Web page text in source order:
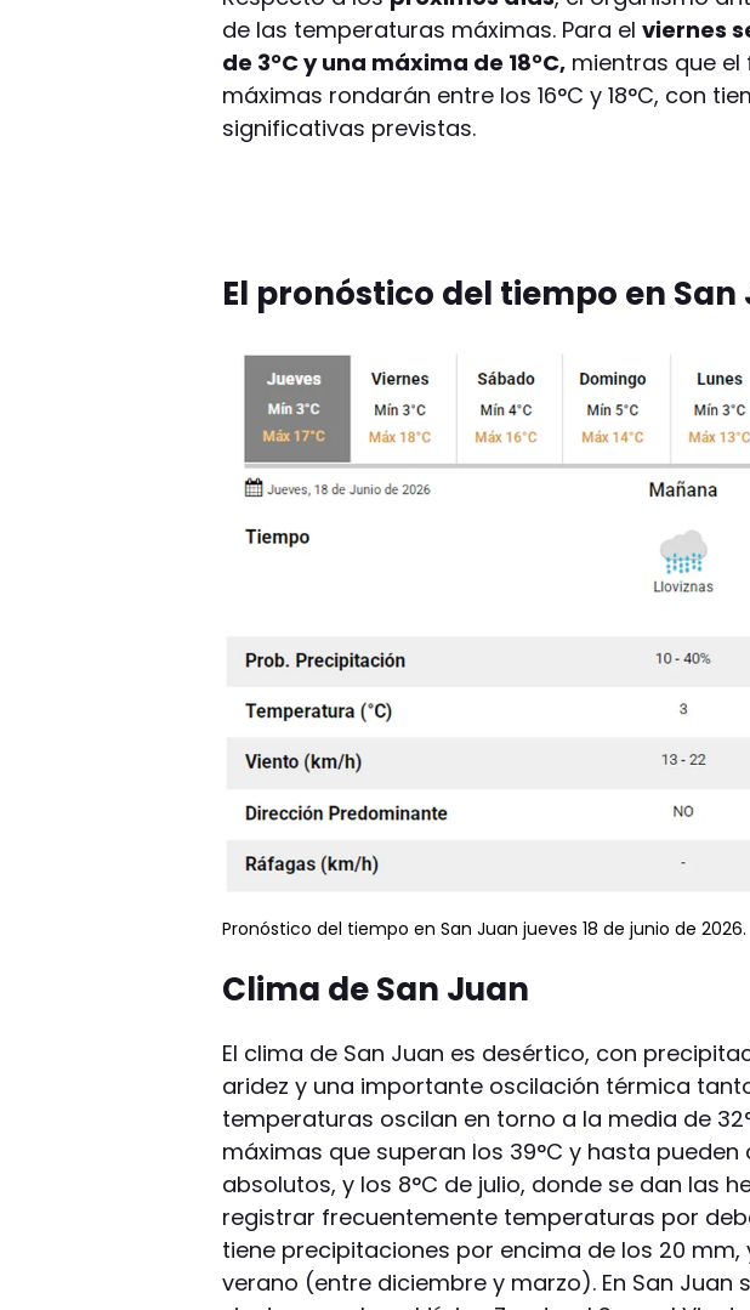
de las temperaturas máximas. Para elviernes
de 3°C y una máxima de 18°C, mientras que el
máximas rondarán entre los 16°C y 18°C, con
significativas previstas.
El pronóstico del tiempo en San
Pronóstico del tiempo en San Juan jueves 18 de junio de 2026.
Clima de San Juan
El clima de San Juan es desértico, con
aridez y una importante oscilación térmica
temperaturas oscilan en torno a la media de
máximas que superan los 39°C y hasta
absolutos, y los 8°C de julio, donde se dan las
registrar frecuentemente temperaturas por
tiene precipitaciones por encima de los 20
verano (entre diciembre y marzo). En San Juan